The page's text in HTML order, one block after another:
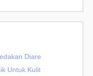
Diare
Untuk Kulit